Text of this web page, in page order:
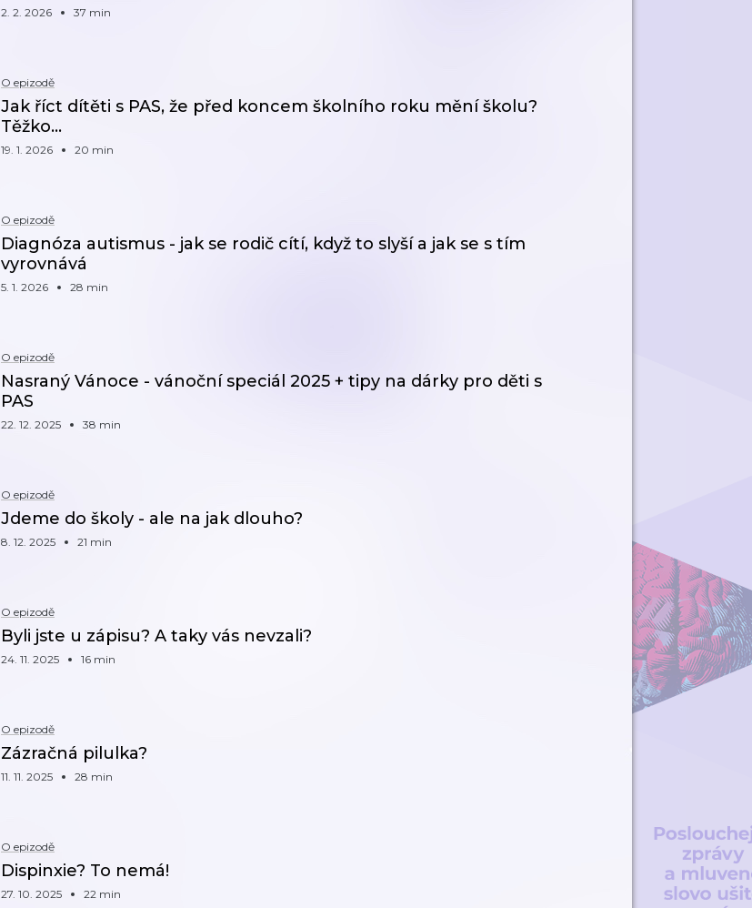
2. 2. 2026 37 min
O epizodě
Jak říct dítěti s PAS, že před koncem školního roku mění školu?
Těžko...
19. 1. 2026 20 min
O epizodě
Diagnóza autismus - jak se rodič cítí, když to slyší a jak se s tím
vyrovnává
5. 1. 2026 28 min
O epizodě
Nasraný Vánoce - vánoční speciál 2025 + tipy na dárky pro děti s
PAS
22. 12. 2025 38 min
O epizodě
Jdeme do školy - ale na jak dlouho?
8. 12. 2025 21 min
O epizodě
Byli jste u zápisu? A taky vás nevzali?
24. 11. 2025 16 min
O epizodě
Zázračná pilulka?
11. 11. 2025 28 min
O epizodě
Dispinxie? To nemá!
27. 10. 2025 22 min